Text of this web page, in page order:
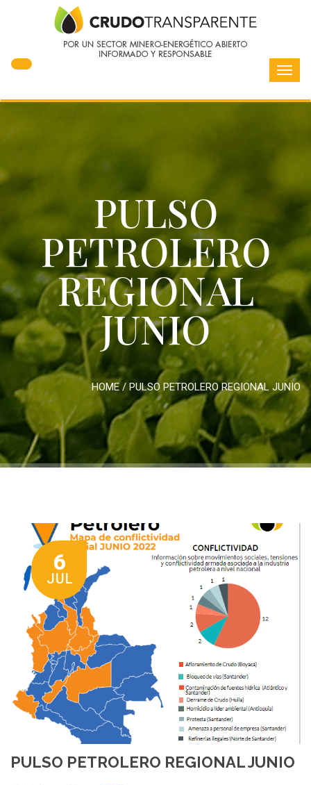
PULSO
PETROLERO
REGIONAL
JUNIO
HOME/ PULSO PETROLERO REGIONAL JUNIO
6
JUL
PULSO PETROLERO REGIONAL JUNIO